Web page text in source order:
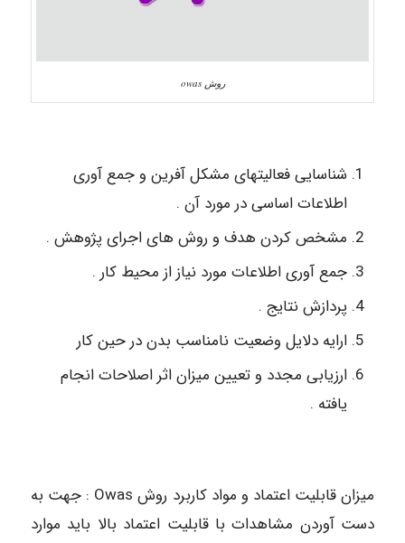
روش owas
شناسایی فعالیتهای مشکل آفرین و جمع آوری
اطلاعات اساسی در مورد آن .
مشخص کردن هدف و روش های اجرای پژوهش .
جمع آوری اطلاعات مورد نیاز از محیط کار .
پردازش نتایج .
ارایه دلایل وضعیت نامناسب بدن در حین کار
ارزیابی مجدد و تعیین میزان اثر اصلاحات انجام
یافته .
میزان قابلیت اعتماد و مواد کاربرد روش Owas : جهت به
دست آوردن مشاهدات با قابلیت اعتماد بالا باید موارد